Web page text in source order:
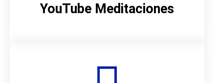
YouTube Meditaciones